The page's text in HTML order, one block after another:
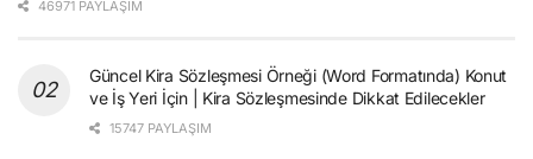
46971 PAYLAŞIM
Güncel Kira Sözleşmesi Örneği (Word Formatında) Konut
ve İş Yeri İçin | Kira Sözleşmesinde Dikkat Edilecekler
15747 PAYLAŞIM